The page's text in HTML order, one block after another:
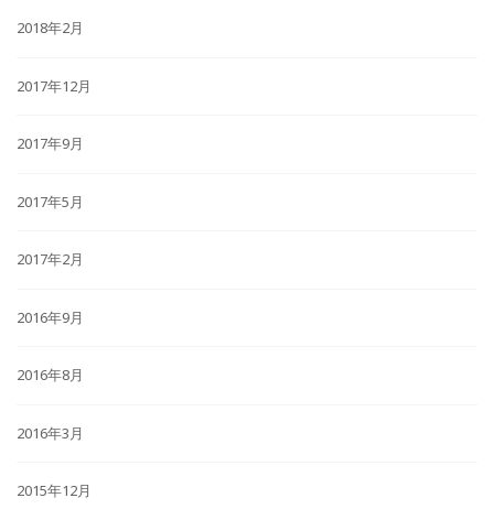
2018年2月
2017年12月
2017年9月
2017年5月
2017年2月
2016年9月
2016年8月
2016年3月
2015年12月